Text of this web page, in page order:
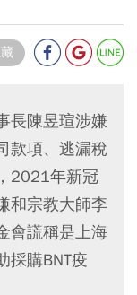
長陳昱瑄涉嫌
款項、逃漏稅
2021年新冠
和宗教大師李
會謊稱是上海
採購BNT疫